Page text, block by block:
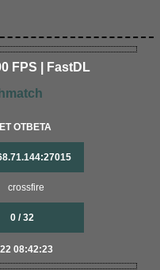
FPS | FastDL
ОТВЕТА
crossfire
0 / 32
08:42:23